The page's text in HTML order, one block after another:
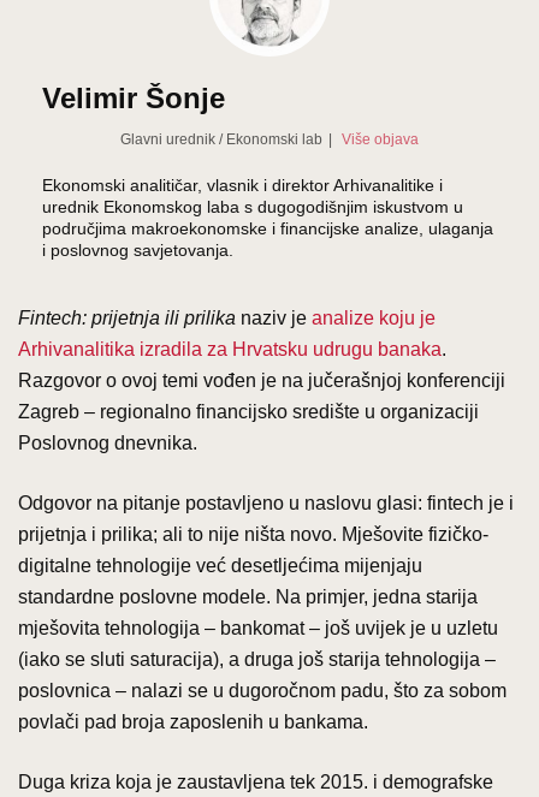
Velimir Šonje
Glavni urednik / Ekonomski lab | Više objava
Ekonomski analitičar, vlasnik i direktor Arhivanalitike i
urednik Ekonomskog laba s dugogodišnjim iskustvom u
područjima makroekonomske i financijske analize, ulaganja
i poslovnog savjetovanja.
Fintech: prijetnja ili prilika naziv je analize koju je
Arhivanalitika izradila za Hrvatsku udrugu banaka.
Razgovor o ovoj temi vođen je na jučerašnjoj konferenciji
Zagreb – regionalno financijsko središte u organizaciji
Poslovnog dnevnika.
Odgovor na pitanje postavljeno u naslovu glasi: fintech je i
prijetnja i prilika; ali to nije ništa novo. Mješovite fizičko-
digitalne tehnologije već desetljećima mijenjaju
standardne poslovne modele. Na primjer, jedna starija
mješovita tehnologija – bankomat – još uvijek je u uzletu
(iako se sluti saturacija), a druga još starija tehnologija –
poslovnica – nalazi se u dugoročnom padu, što za sobom
povlači pad broja zaposlenih u bankama.
Duga kriza koja je zaustavljena tek 2015. i demografske